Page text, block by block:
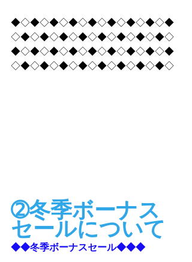
◆◇◆◇◆◇◆◇◆◇◆◇◆◇◆◇◆
◇◆◇◆◇◆◇◆◇◆◇◆◇◆◇◆◇
◆◇◆◇◆◇◆◇◆◇◆◇◆◇◆◇◆
◇◆◇◆◇◆◇◆◇◆◇◆◇◆◇◆◇
➁冬季ボーナス
セールについて
◆◆冬季ボーナスセール◆◆◆